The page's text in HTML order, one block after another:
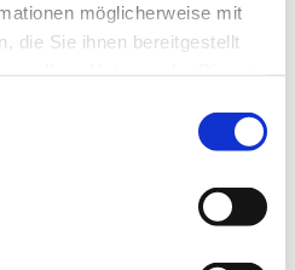
möglicherweise mit
die Sie ihnen bereitgestellt